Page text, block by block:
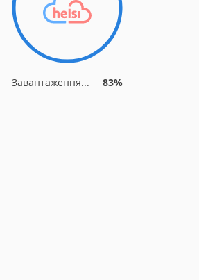
Завантаження... 88%